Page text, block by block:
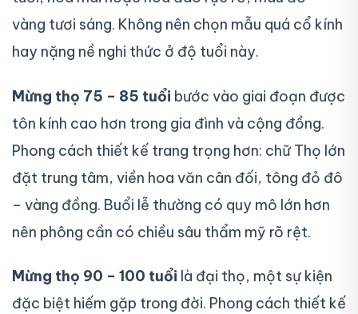
vàng tươi sáng. Không nên chọn mẫu quá cổ kính
hay nặng nề nghi thức ở độ tuổi này.
Mừng thọ 75 – 85 tuổi bước vào giai đoạn được
tôn kính cao hơn trong gia đình và cộng đồng.
Phong cách thiết kế trang trọng hơn: chữ Thọ lớn
đặt trung tâm, viền hoa văn cân đối, tông đỏ đô
– vàng đồng. Buổi lễ thường có quy mô lớn hơn
nên phông cần có chiều sâu thẩm mỹ rõ rệt.
Mừng thọ 90 – 100 tuổi là đại thọ, một sự kiện
đặc biệt hiếm gặp trong đời. Phong cách thiết kế